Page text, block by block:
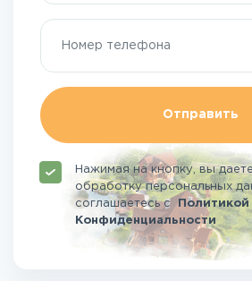
Отправить
Нажимая на кнопку, вы
обработку персональных
соглашаетесьсПолитикой
Конфиденциальности